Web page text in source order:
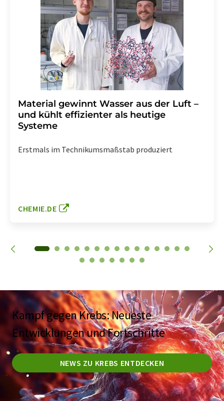
Material gewinnt Wasser aus der Luft –
und kühlt effizienter als heutige
Systeme
Erstmals im Technikumsmaßstab produziert
CHEMIE.DE
Kampf gegen Krebs: Neueste
Entwicklungen und Fortschritte
NEWS ZU KREBS ENTDECKEN